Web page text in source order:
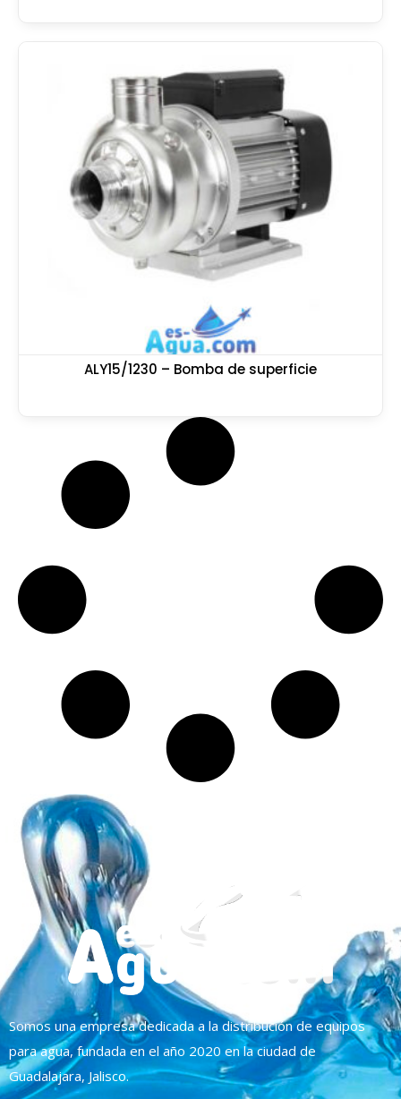
ALY15/1230 – Bomba de superficie
Somos una empresa dedicada a la distribución de equipos
para agua, fundada en el año 2020 en la ciudad de
Guadalajara, Jalisco.